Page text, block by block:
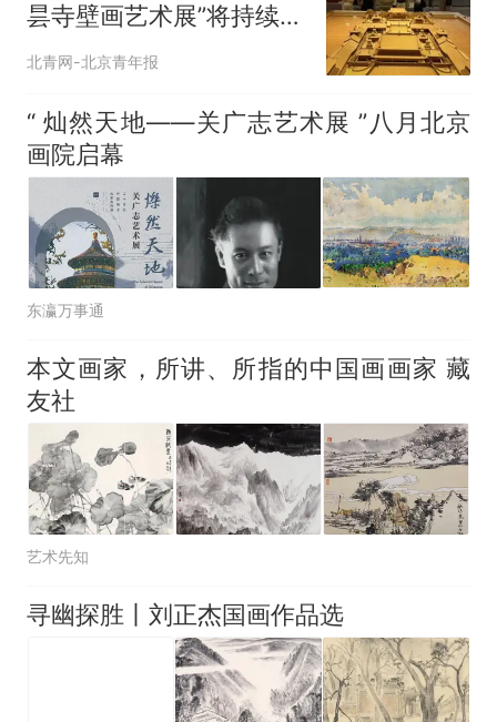
昙寺壁画艺术展”将持续至
8月31日
北青网-北京青年报
“ 灿然天地——关广志艺术展 ”八月北京
画院启幕
东瀛万事通
本文画家，所讲、所指的中国画画家 藏
友社
艺术先知
寻幽探胜丨刘正杰国画作品选